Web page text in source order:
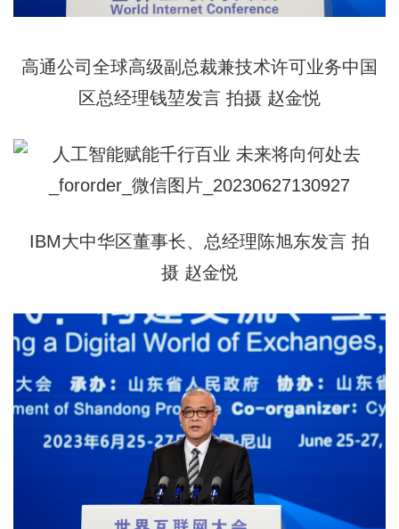
高通公司全球高级副总裁兼技术许可业务中国
区总经理钱堃发言 拍摄 赵金悦
IBM大中华区董事长、总经理陈旭东发言 拍
摄 赵金悦